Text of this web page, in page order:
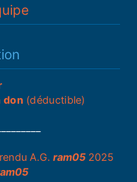
don(déductible)
A.G. ram052025